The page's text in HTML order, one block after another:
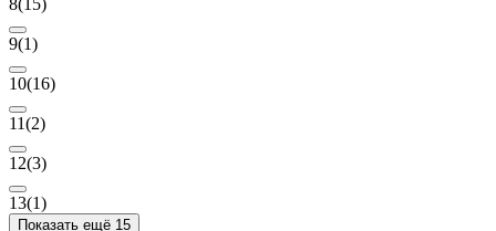
8(15)
9(1)
10(16)
11(2)
12(3)
13(1)
Показать ещё 15